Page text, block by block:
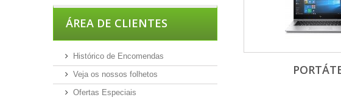
ÁREA DE CLIENTES
Histórico de Encomendas
Veja os nossos folhetos
Ofertas Especiais